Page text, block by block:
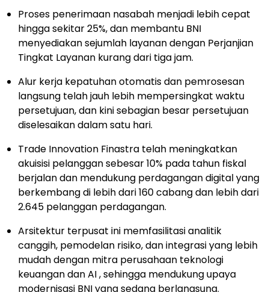
Proses penerimaan nasabah menjadi lebih cepat
hingga sekitar 25%, dan membantu BNI
menyediakan sejumlah layanan dengan Perjanjian
Tingkat Layanan kurang dari tiga jam.
Alur kerja kepatuhan otomatis dan pemrosesan
langsung telah jauh lebih mempersingkat waktu
persetujuan, dan kini sebagian besar persetujuan
diselesaikan dalam satu hari.
Trade Innovation Finastra telah meningkatkan
akuisisi pelanggan sebesar 10% pada tahun fiskal
berjalan dan mendukung perdagangan digital yang
berkembang di lebih dari 160 cabang dan lebih dari
2.645 pelanggan perdagangan.
Arsitektur terpusat ini memfasilitasi analitik
canggih, pemodelan risiko, dan integrasi yang lebih
mudah dengan mitra perusahaan teknologi
keuangan dan AI , sehingga mendukung upaya
modernisasi BNI yang sedang berlangsung.